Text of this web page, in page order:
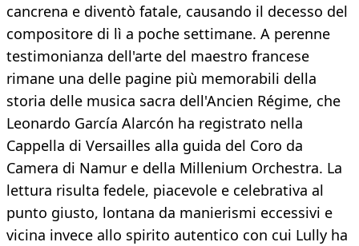
cancrena e diventò fatale, causando il decesso del
compositore di lì a poche settimane. A perenne
testimonianza dell'arte del maestro francese
rimane una delle pagine più memorabili della
storia delle musica sacra dell'Ancien Régime, che
Leonardo García Alarcón ha registrato nella
Cappella di Versailles alla guida del Coro da
Camera di Namur e della Millenium Orchestra. La
lettura risulta fedele, piacevole e celebrativa al
punto giusto, lontana da manierismi eccessivi e
vicina invece allo spirito autentico con cui Lully ha